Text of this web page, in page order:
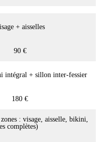
+ aisselles
90 €
intégral + sillon inter-fessier
180 €
: visage, aisselle, bikini,
complètes)